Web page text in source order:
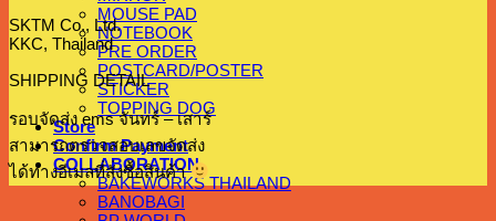
MOUSE PAD
NOTEBOOK
PRE ORDER
POSTCARD/POSTER
STICKER
TOPPING DOG
Store
Confirm Payment
COLLABORATION
BAKEWORKS THAILAND
BANOBAGI
SKTM Co., Ltd.
KKC, Thailand
SHIPPING DETAIL
รอบจัดส่ง ems จันทร์ – เสาร์
สามารถตรวจสอบเลขจัดส่ง
ได้ทางอีเมลที่สั่งซื้อสินค้า